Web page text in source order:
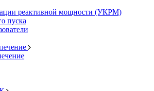
реактивной мощности (УКРМ)
пуска